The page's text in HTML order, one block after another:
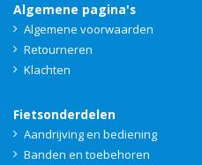
Algemene pagina's
Algemene voorwaarden
Retourneren
Klachten
Fietsonderdelen
Aandrijving en bediening
Banden en toebehoren